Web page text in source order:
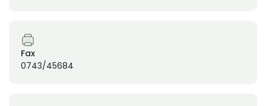
Fax
0743/45684